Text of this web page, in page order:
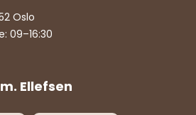
Ellefsen
Oslo
09–16:30